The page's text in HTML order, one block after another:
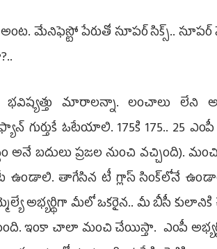
అంట. మేనిఫెస్టో పేరుతో సూపర్‌ సిక్స్‌..
భవిష్యత్తు మారాలన్నా. లంచాలు
ఓటేయాలి. 175కి 175.. 25 ఎంపీ
అనే బదులు ప్రజల నుంచి వచ్చింది).
ఉండాలి. తాగేసిన టీ గ్లాస్‌ సింక్‌లోనే
అభ్యర్థిగా మీలో ఒకరైన.. మీ బీసీ
ఇంకా చాలా మంచి చేయిస్తా. ఎంపీ